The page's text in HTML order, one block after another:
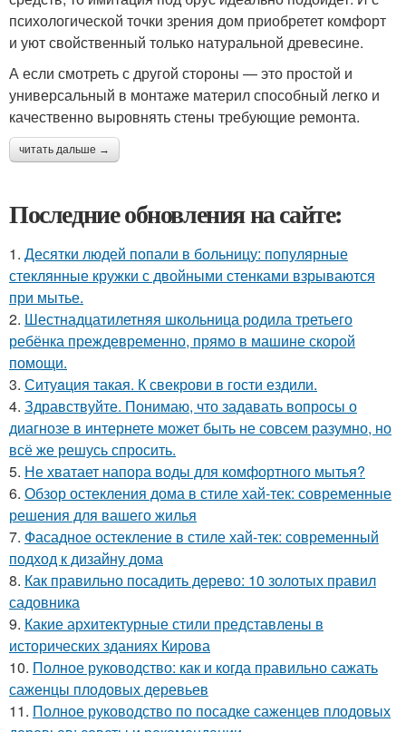
психологической точки зрения дом приобретет комфорт
и уют свойственный только натуральной древесине.
А если смотреть с другой стороны — это простой и
универсальный в монтаже материл способный легко и
качественно выровнять стены требующие ремонта.
читать дальше →
Последние обновления на сайте:
1. Десятки людей попали в больницу: популярные
стеклянные кружки с двойными стенками взрываются
при мытье.
2. Шестнадцатилетняя школьница родила третьего
ребёнка преждевременно, прямо в машине скорой
помощи.
3. Ситуaция такая. К свекрови в гости ездили.
4. Здравствуйте. Понимаю, что задавать вопросы о
диагнозе в интернете может быть не совсем разумно, но
всё же решусь спросить.
5. Не хватает напора воды для комфортного мытья?
6. Обзор остекления дома в стиле хай-тек: современные
решения для вашего жилья
7. Фасадное остекление в стиле хай-тек: современный
подход к дизайну дома
8. Как правильно посадить дерево: 10 золотых правил
садовника
9. Какие архитектурные стили представлены в
исторических зданиях Кирова
10. Полное руководство: как и когда правильно сажать
саженцы плодовых деревьев
11. Полное руководство по посадке саженцев плодовых